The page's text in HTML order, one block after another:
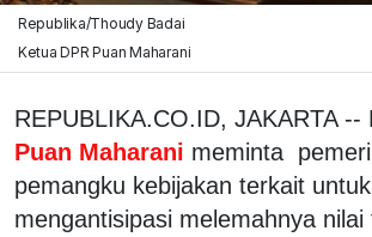
Republika/Thoudy Badai
Ketua DPR Puan Maharani
REPUBLIKA.CO.ID, JAKARTA --
Puan Maharani meminta
pemangku kebijakan terkait untuk
mengantisipasi melemahnya nilai